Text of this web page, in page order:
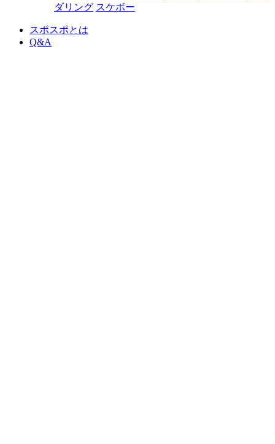
ダリング スケボー
スポスポとは
Q&A